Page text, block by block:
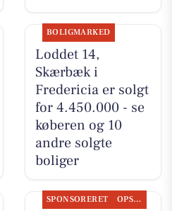
BOLIGMARKED
Loddet 14,
Skærbæk i
Fredericia er solgt
for 4.450.000 - se
køberen og 10
andre solgte
boliger
SPONSORERET OPSLAGSTAVLEN